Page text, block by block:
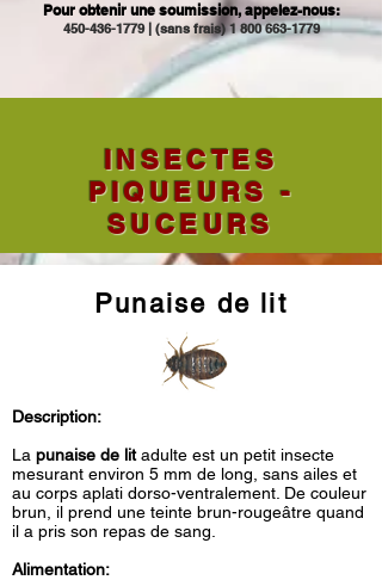
Pour obtenir une soumission, appelez-nous:
450-436-1779 (sans frais)1 800 663-1779
INSECTES
PIQUEURS -
SUCEURS
Punaise de lit
Description:
La punaise de litadulte est un petit insecte
mesurant environ 5 mm de long, sans ailes et
au corps aplati dorso-ventralement. De couleur
brun, il prend une teinte brun-rougeâtre quand
il a pris son repas de sang.
Alimentation: